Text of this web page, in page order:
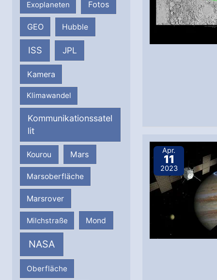
Exoplaneten Fotos
GEO Hubble
ISS JPL
Kamera
Klimawandel
Kommunikationssatel
lit
Kourou Mars
Marsoberfläche
Marsrover
Milchstraße Mond
NASA
Oberfläche
Apr.
11
2023